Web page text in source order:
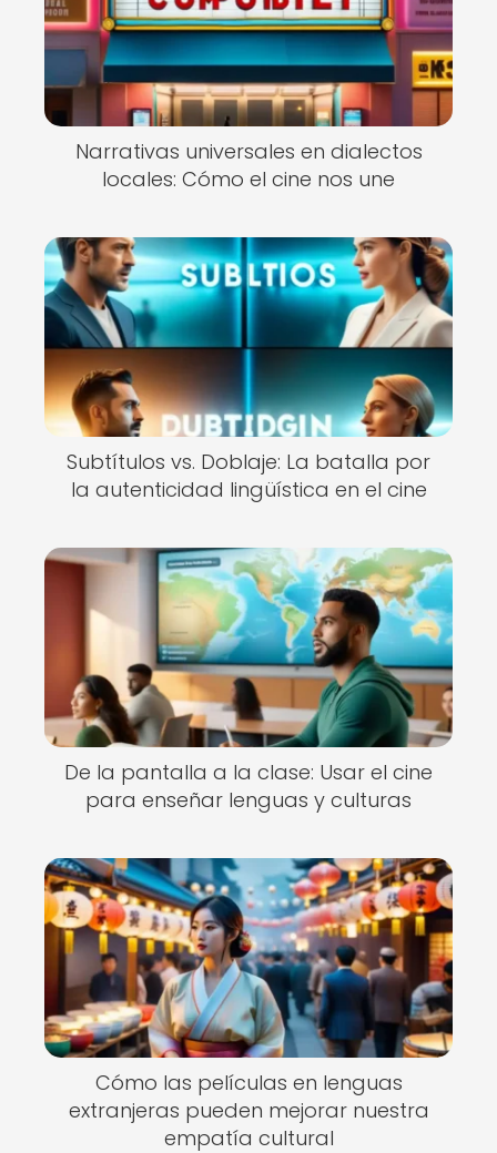
Narrativas universales en dialectos
locales: Cómo el cine nos une
Subtítulos vs. Doblaje: La batalla por
la autenticidad lingüística en el cine
De la pantalla a la clase: Usar el cine
para enseñar lenguas y culturas
Cómo las películas en lenguas
extranjeras pueden mejorar nuestra
empatía cultural